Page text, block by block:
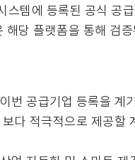
스템에 등록된 공식 공
해당 플랫폼을 통해 검
번 공급기업 등록을 계
다 적극적으로 제공할